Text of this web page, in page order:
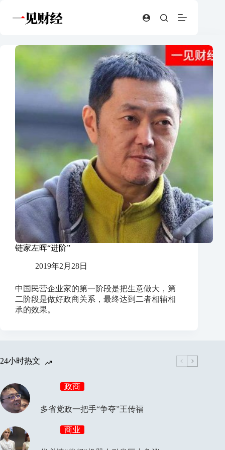
链家左晖“进阶”
2019年2月28日
中国民营企业家的第一阶段是把生意做大，第
二阶段是做好政商关系，最终达到二者相辅相
承的效果。
24小时热文
政商
多省党政一把手“争夺”王传福
商业